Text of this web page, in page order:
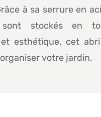
à sa serrure en
stockés en
et esthétique, cet
votre jardin.